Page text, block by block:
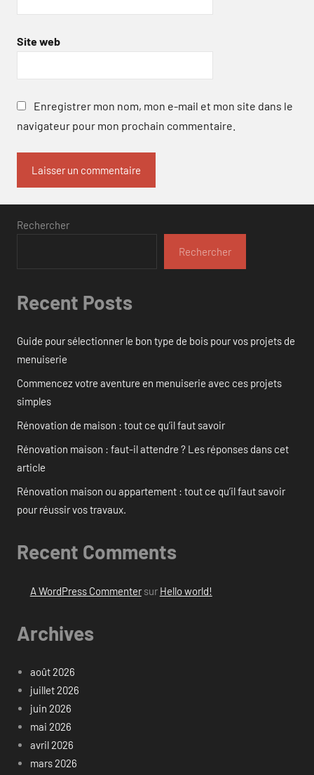
Site web
Enregistrer mon nom, mon e-mail et mon site dans le
navigateur pour mon prochain commentaire.
Rechercher
Rechercher
Recent Posts
Guide pour sélectionner le bon type de bois pour vos projets de
menuiserie
Commencez votre aventure en menuiserie avec ces projets
simples
Rénovation de maison : tout ce qu’il faut savoir
Rénovation maison : faut-il attendre ? Les réponses dans cet
article
Rénovation maison ou appartement : tout ce qu’il faut savoir
pour réussir vos travaux.
Recent Comments
A WordPress Commentersur Hello world!
Archives
août 2026
juillet 2026
juin 2026
mai 2026
avril 2026
mars 2026